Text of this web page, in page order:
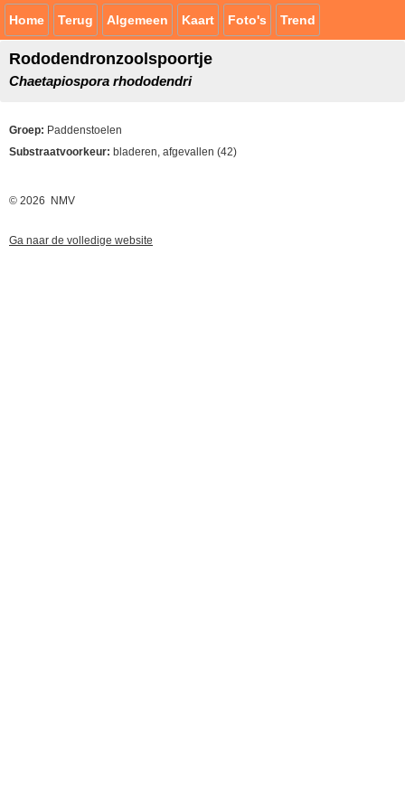
Home Terug Algemeen Kaart Foto's Trend
Rododendronzoolspoortje
Chaetapiospora rhododendri
Groep: Paddenstoelen
Substraatvoorkeur: bladeren, afgevallen (42)
© 2026 NMV
Ga naar de volledige website